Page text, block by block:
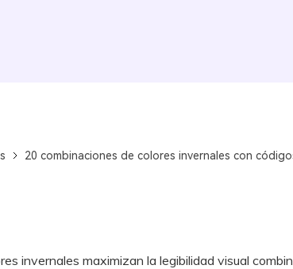
20 combinaciones de colores invernales con
invernales maximizan la legibilidad visual